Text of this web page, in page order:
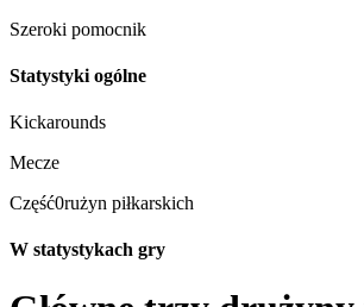
Szeroki pomocnik
Statystyki ogólne
Kickarounds
Mecze
Część0rużyn piłkarskich
W statystykach gry